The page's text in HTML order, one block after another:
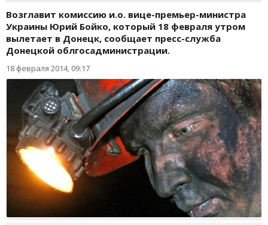
Возглавит комиссию и.о. вице-премьер-министра
Украины Юрий Бойко, который 18 февраля утром
вылетает в Донецк, сообщает пресс-служба
Донецкой облгосадминистрации.
18 февраля 2014, 09:17